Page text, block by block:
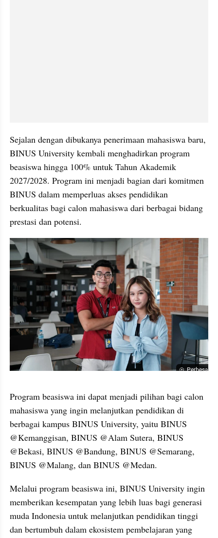
Sejalan dengan dibukanya penerimaan mahasiswa baru,
BINUS University kembali menghadirkan program
beasiswa hingga 100% untuk Tahun Akademik
2027/2028. Program ini menjadi bagian dari komitmen
BINUS dalam memperluas akses pendidikan
berkualitas bagi calon mahasiswa dari berbagai bidang
prestasi dan potensi.
Perbesar
Program beasiswa ini dapat menjadi pilihan bagi calon
mahasiswa yang ingin melanjutkan pendidikan di
berbagai kampus BINUS University, yaitu BINUS
@Kemanggisan, BINUS @Alam Sutera, BINUS
@Bekasi, BINUS @Bandung, BINUS @Semarang,
BINUS @Malang, dan BINUS @Medan.
Melalui program beasiswa ini, BINUS University ingin
memberikan kesempatan yang lebih luas bagi generasi
muda Indonesia untuk melanjutkan pendidikan tinggi
dan bertumbuh dalam ekosistem pembelajaran yang